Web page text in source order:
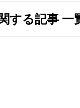
する記事 一